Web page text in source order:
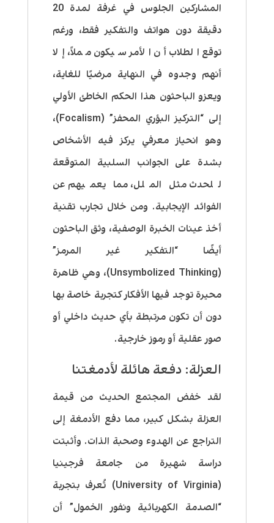
المشاركين الجلوس في غرفة لمدة 20
دقيقة دون هواتف والتفكير فقط، ورغم
توقع الطلاب أن الأمر سيكون مملاً، إلا
أنهم وجدوه في النهاية مرضيًا للغاية،
ويعزو الباحثون هذا الحكم الخاطئ الأولي
إلى “التركيز البؤري المحفز” (Focalism)،
وهو انحياز معرفي يركز فيه الأشخاص
بشدة على الجوانب السلبية المتوقعة
للحدث مثل الملل، مما يعميهم عن
الفوائد الإيجابية. ومن خلال تجارب تقنية
أخذ عينات الخبرة الوصفية، وثق الباحثون
أيضًا “التفكير غير المرمز”
(Unsymbolized Thinking)، وهي ظاهرة
محيرة توجد فيها الأفكار كتجربة خاصة بها
دون أن تكون مرتبطة بأي حديث داخلي أو
صور عقلية أو رموز خارجية.
العزلة: دفعة هائلة لأدمغتنا
لقد خفض المجتمع الحديث من قيمة
العزلة بشكل كبير، مما دفع الأدمغة إلى
التراجع عن الهدوء وصحبة الذات. وأثبتت
دراسة شهيرة من جامعة فرجينيا
(University of Virginia) تُعرف بتجربة
“الصدمة الكهربائية ونفور الخمول” أن